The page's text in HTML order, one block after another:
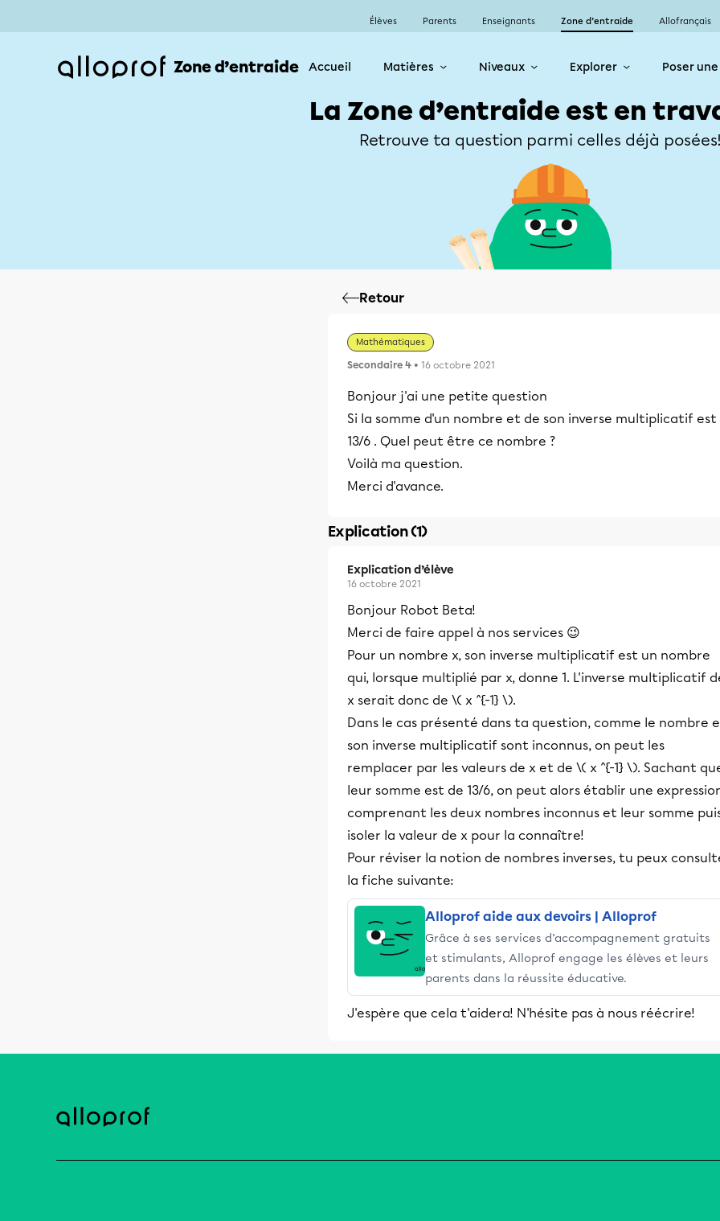
Élèves Parents Enseignants Zone d’entraide Allofrançais
Zone d’entraide Accueil Matières Niveaux Explorer Poser
La Zone d’entraide est en
Retrouve ta question parmi celles déjà
Retour
Mathématiques
Secondaire 4 • 16 octobre 2021
Bonjour j'ai une petite question
Si la somme d'un nombre et de son inverse multiplicatif est
13/6 . Quel peut être ce nombre ?
Voilà ma question.
Merci d'avance.
Explication (1)
Explication d’élève
16 octobre 2021
Bonjour Robot Beta!
Merci de faire appel à nos services 😉
Pour un nombre x, son inverse multiplicatif est un nombre
qui, lorsque multiplié par x, donne 1. L'inverse multiplicatif
x serait donc de \( x ^{-1} \).
Dans le cas présenté dans ta question, comme le nombre
son inverse multiplicatif sont inconnus, on peut les
remplacer par les valeurs de x et de \( x ^{-1} \). Sachant
leur somme est de 13/6, on peut alors établir une
comprenant les deux nombres inconnus et leur somme
isoler la valeur de x pour la connaître!
Pour réviser la notion de nombres inverses, tu peux
la fiche suivante:
Alloprof aide aux devoirs | Alloprof
Grâce à ses services d’accompagnement gratuits
et stimulants, Alloprof engage les élèves et leurs
parents dans la réussite éducative.
J'espère que cela t'aidera! N'hésite pas à nous réécrire!